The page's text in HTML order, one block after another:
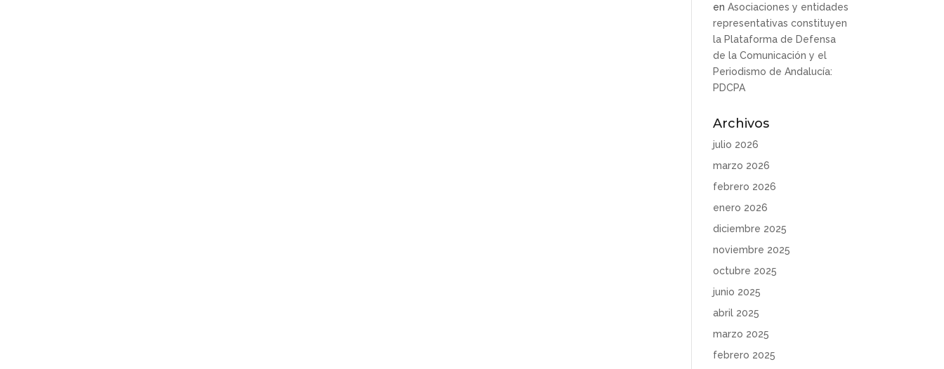
enAsociaciones y entidades
representativas constituyen
la Plataforma de Defensa
de la Comunicación y el
Periodismo de Andalucía:
PDCPA
Archivos
julio 2026
marzo 2026
febrero 2026
enero 2026
diciembre 2025
noviembre 2025
octubre 2025
junio 2025
abril 2025
marzo 2025
febrero 2025